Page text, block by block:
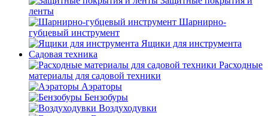
ленты
Шарнирно-
губцевый инструмент
Ящики для инструмента
Садовая техника
Расходные
материалы для садовой техники
Аэраторы
Бензобуры
Воздуходувки